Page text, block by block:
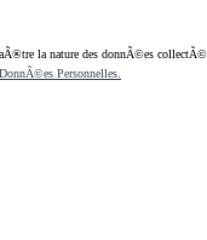
la nature des donnÃ©es
Personnelles.